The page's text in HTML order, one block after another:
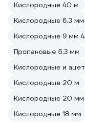
Кислородные 40 м
Кислородные 6.3 мм
Кислородные 9 мм
Пропановые 6.3 мм
Кислородные и
Кислородные 20 м
Кислородные 20 мм
Кислородные 18 мм